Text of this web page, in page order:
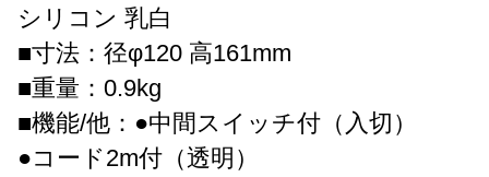
シリコン 乳白
■寸法：径φ120 高161mm
■重量：0.9kg
■機能/他：●中間スイッチ付（入切）
●コード2m付（透明）